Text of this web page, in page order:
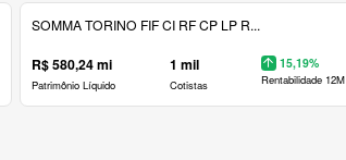
SOMMA TORINO FIF CI RF CP LP R...
R$ 580,24 mi
Patrimônio Líquido
1 mil
Cotistas
15,19%
Rentabilidade 12M